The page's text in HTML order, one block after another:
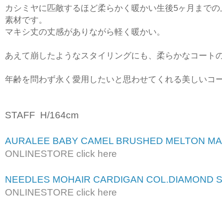
カシミヤに匹敵するほど柔らかく暖かい生後5ヶ月まで
素材です。
マキシ丈の丈感がありながら軽く暖かい。
あえて崩したようなスタイリングにも、柔らかなコート
年齢を問わず永く愛用したいと思わせてくれる美しいコ
STAFF H/164cm
AURALEE BABY CAMEL BRUSHED MELTON
ONLINESTORE click here
NEEDLES MOHAIR CARDIGAN COL.DIAMOND
ONLINESTORE click here